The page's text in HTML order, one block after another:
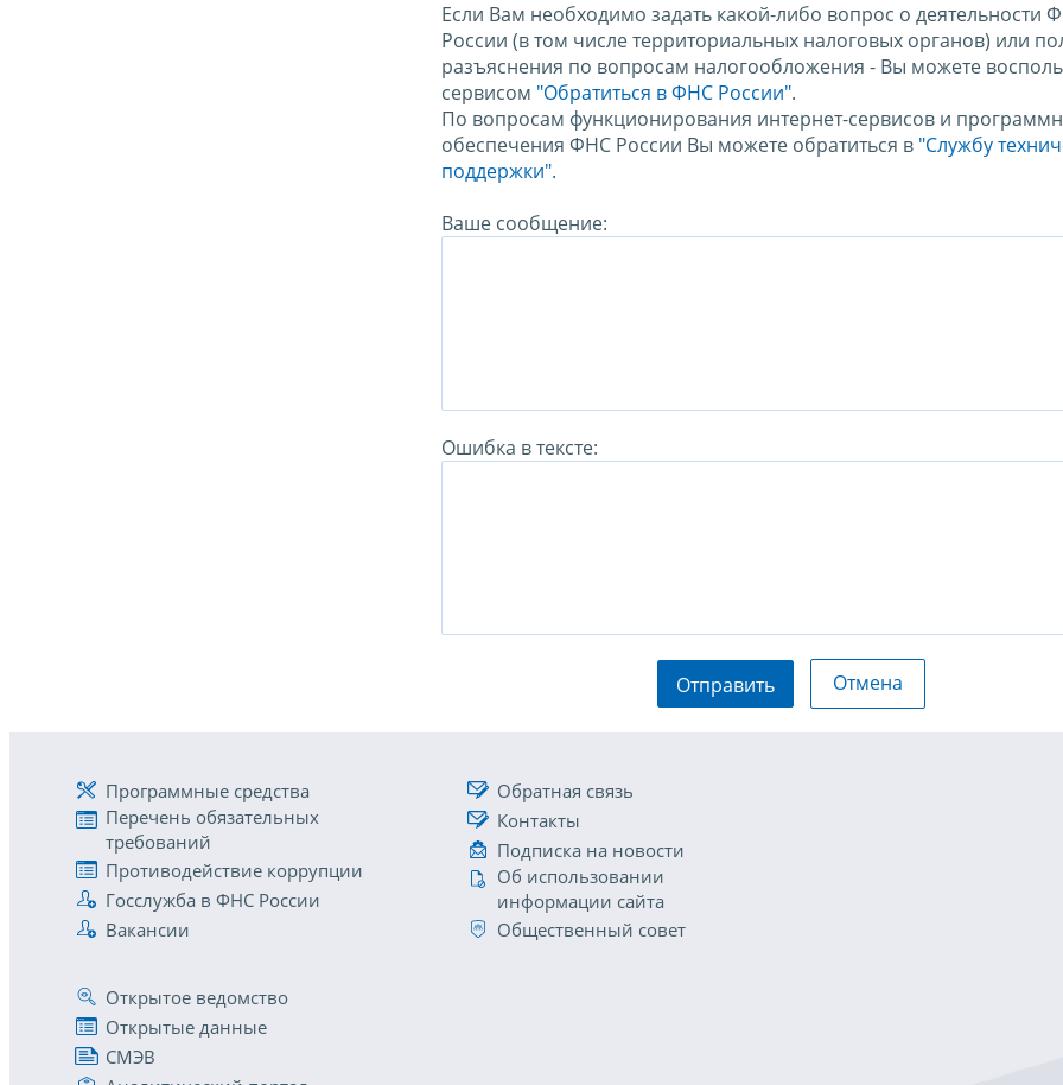
Если Вам необходимо задать какой-либо вопрос о деятельности
России (в том числе территориальных налоговых органов) или
разъяснения по вопросам налогообложения - Вы можете
сервисом "Обратиться в ФНС России".
По вопросам функционирования интернет-сервисов и
обеспечения ФНС России Вы можете обратиться в "Службу
поддержки".
Ваше сообщение:
Ошибка в тексте:
Отправить Отмена
Программные средства
Перечень обязательных
требований
Противодействие коррупции
Госслужба в ФНС России
Вакансии
Обратная связь
Контакты
Подписка на новости
Об использовании
информации сайта
Общественный совет
Открытое ведомство
Открытые данные
СМЭВ